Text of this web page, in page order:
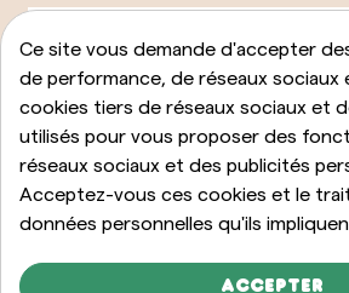
Ce site vous demande d'accepter
de performance, de réseaux sociaux
cookies tiers de réseaux sociaux et
utilisés pour vous proposer des
réseaux sociaux et des publicités
Acceptez-vous ces cookies et le
données personnelles qu'ils
Accepter